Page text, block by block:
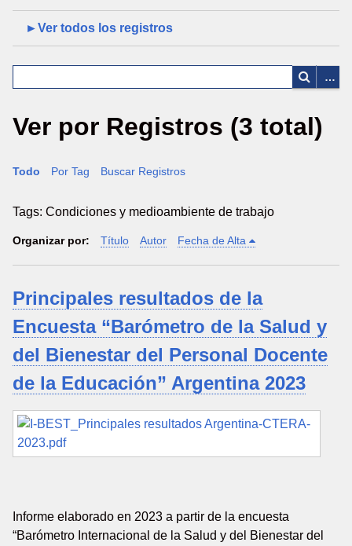
►Ver todos los registros
Ver por Registros (3 total)
Todo Por Tag Buscar Registros
Tags: Condiciones y medioambiente de trabajo
Organizar por: Título Autor Fecha de Alta
Principales resultados de la
Encuesta “Barómetro de la Salud y
del Bienestar del Personal Docente
de la Educación” Argentina 2023
Informe elaborado en 2023 a partir de la encuesta
“Barómetro Internacional de la Salud y del Bienestar del